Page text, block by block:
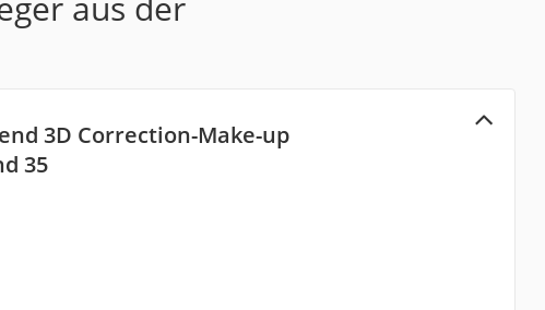
3D Correction-Make-up
35